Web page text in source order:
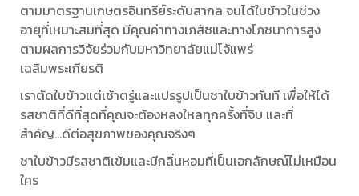
ตามมาตรฐานเกษตรอินทรีย์ระดับสากล จนได้ใบข้าวในช่วง
อายุที่เหมาะสมที่สุด มีคุณค่าทางเภสัชและทางโภชนาการสูง
ตามผลการวิจัยร่วมกับมหาวิทยาลัยแม่โจ้แพร่
เฉลิมพระเกียรติ
เราตัดใบข้าวแต่เช้าตรู่และแปรรูปเป็นชาใบข้าวทันที เพื่อให้ได้
รสชาติที่ดีที่สุดที่คุณจะต้องหลงใหลทุกครั้งที่จิบ และที่
สำคัญ...ดีต่อสุขภาพของคุณจริงๆ
ชาใบข้าวมีรสชาติเข้มและมีกลิ่นหอมที่เป็นเอกลักษณ์ไม่เหมือน
ใคร